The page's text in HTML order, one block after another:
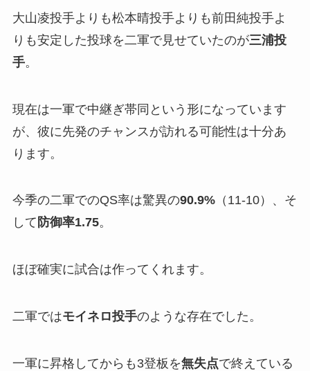
大山凌投手よりも松本晴投手よりも前田純投手よ
りも安定した投球を二軍で見せていたのが三浦投
手。
現在は一軍で中継ぎ帯同という形になっています
が、彼に先発のチャンスが訪れる可能性は十分あ
ります。
今季の二軍でのQS率は驚異の90.9%（11-10）、そ
して 防御率1.75。
ほぼ確実に試合は作ってくれます。
二軍ではモイネロ投手のような存在でした。
一軍に昇格してからも3登板を無失点で終えている